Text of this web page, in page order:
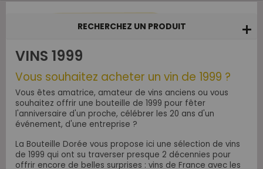
RECHERCHEZ UN PRODUIT
VINS 1999
Vous souhaitez acheter un vin de 1999 ?
Vous êtes amatrice, amateur de vins anciens ou vous
souhaitez offrir une bouteille de 1999 pour fêter
l'anniversaire d'un proche, célébrer les 20 ans d'un
événement, d'une entreprise ?
La Bouteille Dorée vous propose ici une sélection de vins
de 1999 qui ont su traverser presque 2 décennies pour
offrir encore de belles surprises : vins de France avec les